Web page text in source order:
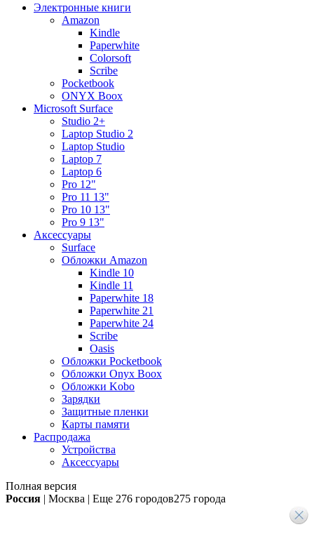
Электронные книги
Amazon
Kindle
Paperwhite
Colorsoft
Scribe
Pocketbook
ONYX Boox
Microsoft Surface
Studio 2+
Laptop Studio 2
Laptop Studio
Laptop 7
Laptop 6
Pro 12"
Pro 11 13"
Pro 10 13"
Pro 9 13"
Аксессуары
Surface
Обложки Amazon
Kindle 10
Kindle 11
Paperwhite 18
Paperwhite 21
Paperwhite 24
Scribe
Oasis
Обложки Pocketbook
Обложки Onyx Boox
Обложки Kobo
Зарядки
Защитные пленки
Карты памяти
Распродажа
Устройства
Аксессуары
Полная версия
Россия | Москва | Еще 276 городов275 города